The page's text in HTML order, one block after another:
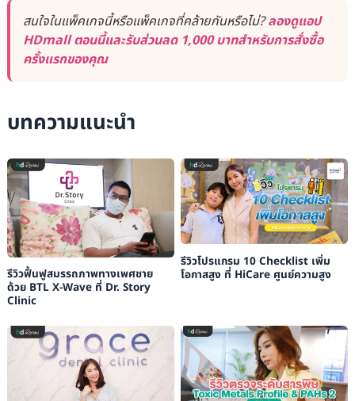
สนใจในแพ็คเกจนี้หรือแพ็คเกจที่คล้ายกันหรือไม่?ลองดูแอป
HDmall ตอนนี้และรับส่วนลด 1,000 บาทสำหรับการสั่งซื้อ
ครั้งแรกของคุณ
บทความแนะนำ
รีวิวฟื้นฟูสมรรถภาพทางเพศชาย
ด้วย BTL X-Wave ที่ Dr. Story
Clinic
รีวิวโปรแกรม 10 Checklist เพิ่ม
โอกาสสูง ที่ HiCare ศูนย์ความสูง